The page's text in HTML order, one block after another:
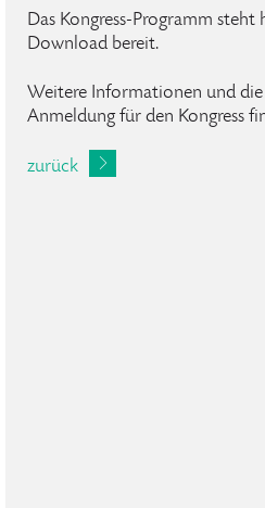
Das Kongress-Programm steht
Download bereit.
Weitere Informationen und
Anmeldung für den Kongress
zurück